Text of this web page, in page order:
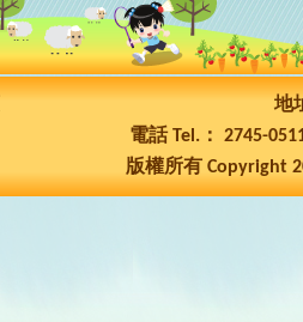
地
電話 Tel.： 2745-
版權所有 Copyright